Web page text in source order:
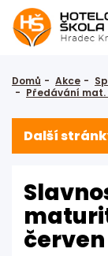
Domů Akce
Předávání mat.
Další
červen